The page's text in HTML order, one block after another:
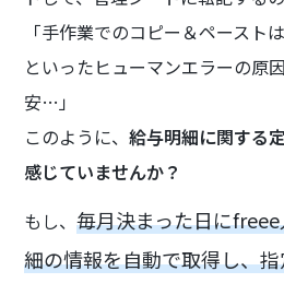
「手作業でのコピー＆ペースト
といったヒューマンエラーの原
安…」
このように、給与明細に関する
感じていませんか？
もし、毎月決まった日に
細の情報を自動で取得し、